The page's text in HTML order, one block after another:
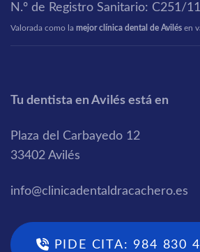
N.º de Registro Sanitario: C251/
Valorada como la mejor clínica dental de Avilés en
Tu dentista en Avilés está en
Plaza del Carbayedo 12
33402 Avilés
info@clinicadentaldracachero.es
PIDE CITA: 984 830